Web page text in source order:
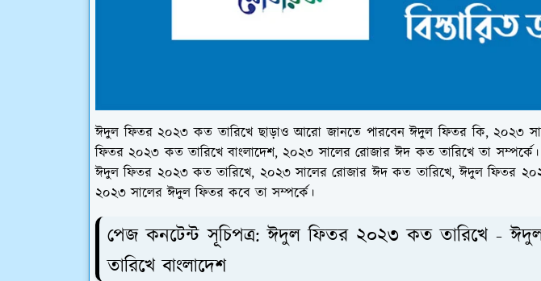
ঈদুল ফিতর ২০২৩ কত তারিখে ছাড়াও আরো জানতে পারবেন ঈদুল ফিতর কি, ২০২৩
ফিতর ২০২৩ কত তারিখে বাংলাদেশ, ২০২৩ সালের রোজার ঈদ কত তারিখে তা
ঈদুল ফিতর ২০২৩ কত তারিখে, ২০২৩ সালের রোজার ঈদ কত তারিখে, ঈদুল ফিতর
২০২৩ সালের ঈদুল ফিতর কবে তা সম্পর্কে।
পেজ কনটেন্ট সূচিপত্র: ঈদুল ফিতর ২০২৩ কত তারিখে -
তারিখে বাংলাদেশ